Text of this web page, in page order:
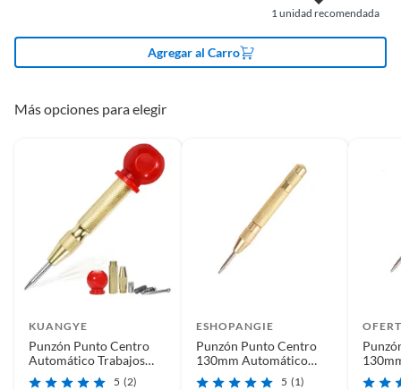
1unidad recomendada
Agregar al Carro
Más opciones para elegir
KUANGYE
Punzón Punto Centro
Automático Trabajos
Pesados Ergonómico
5 (2)
ESHOPANGIE
Punzón Punto Centro
130mm Automático
Punzón Central 5 (1)